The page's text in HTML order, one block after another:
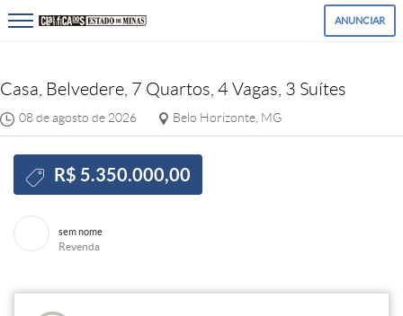
ANUNCIAR
Casa, Belvedere, 7 Quartos, 4 Vagas, 3 Suítes
08 de agosto de 2026 Belo Horizonte, MG
R$ 5.350.000,00
sem nome
Revenda